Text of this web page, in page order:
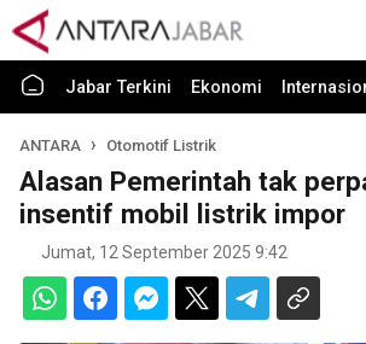
Jabar Terkini Ekonomi
ANTARA Otomotif Listrik
Alasan Pemerintah tak
insentif mobil listrik impor
Jumat, 12 September 2025 9:42